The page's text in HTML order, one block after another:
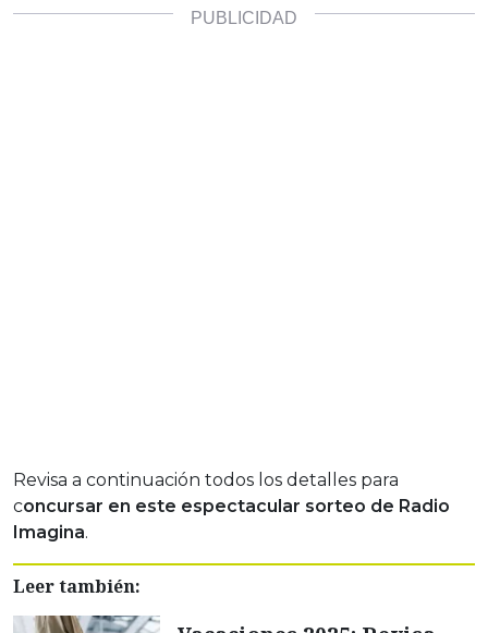
Revisa a continuación todos los detalles para
concursar en este espectacular sorteo de Radio
Imagina.
Leer también: